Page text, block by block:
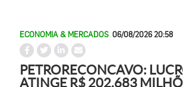
ECONOMIA & MERCADOS 06/08/2026 20:58
PETRORECONCAVO:
ATINGE R$ 202,683